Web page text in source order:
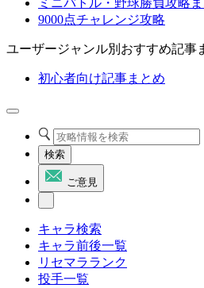
ミニバトル・野球勝負攻略
9000点チャレンジ攻略
ユーザージャンル別おすすめ記事
初心者向け記事まとめ
検索
ご意見
キャラ検索
キャラ前後一覧
リセマラランク
投手一覧